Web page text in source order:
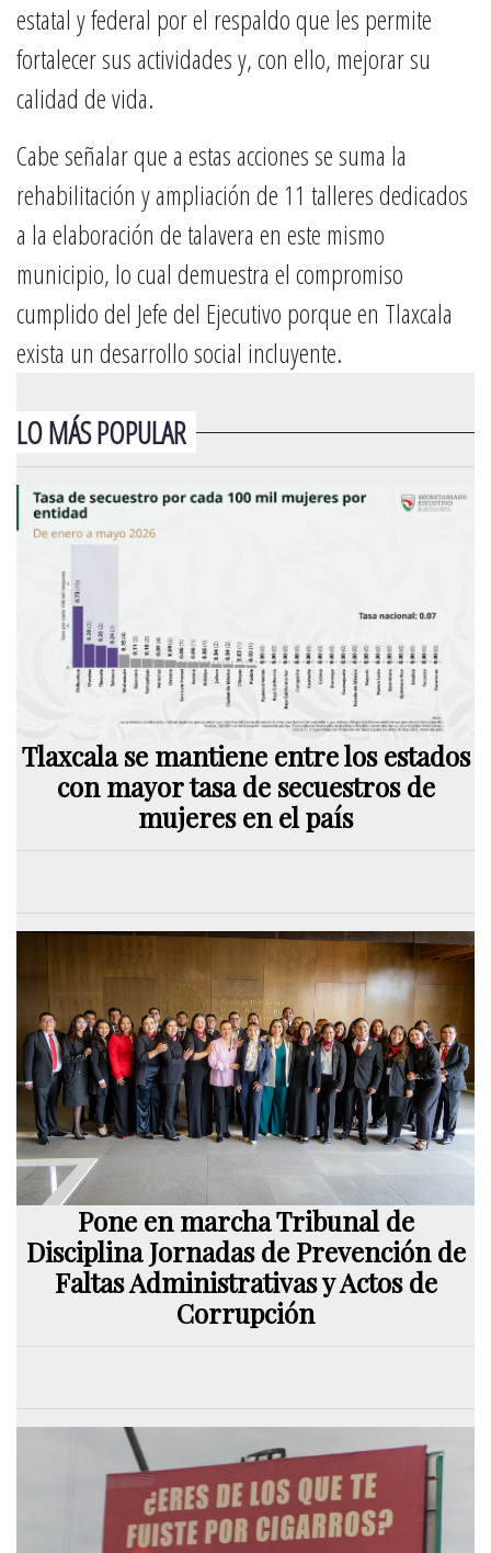
estatal y federal por el respaldo que les permite
fortalecer sus actividades y, con ello, mejorar su
calidad de vida.
Cabe señalar que a estas acciones se suma la
rehabilitación y ampliación de 11 talleres dedicados
a la elaboración de talavera en este mismo
municipio, lo cual demuestra el compromiso
cumplido del Jefe del Ejecutivo porque en Tlaxcala
exista un desarrollo social incluyente.
LO MÁS POPULAR
Tlaxcala se mantiene entre los estados
con mayor tasa de secuestros de
mujeres en el país
Pone en marcha Tribunal de
Disciplina Jornadas de Prevención de
Faltas Administrativas y Actos de
Corrupción